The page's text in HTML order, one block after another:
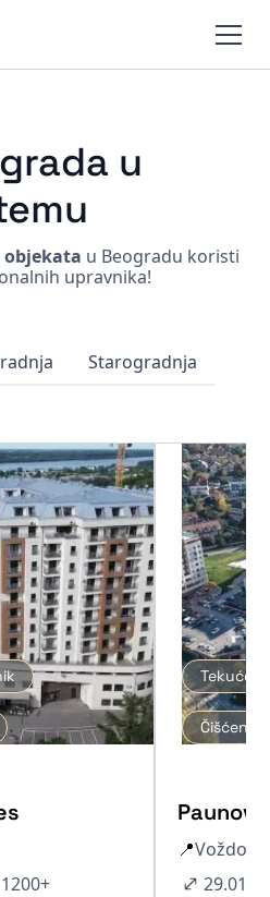
u
objekata u Beogradu koristi
upravnika!
Starogradnja
1200+
Tekuće
Čišćenje
Paunov
📍